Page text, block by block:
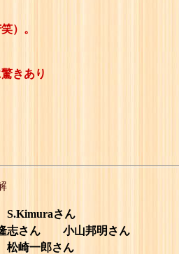
）。
きあり
さん
さん 小山邦明さん
一郎さん